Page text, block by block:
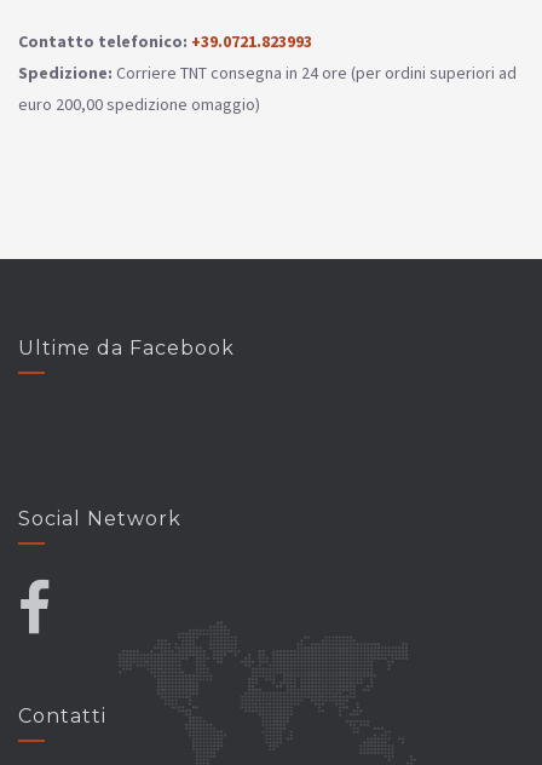
Contatto telefonico: +39.0721.823993
Spedizione: Corriere TNT consegna in 24 ore (per ordini superiori ad
euro 200,00 spedizione omaggio)
Ultime da Facebook
Social Network
Contatti